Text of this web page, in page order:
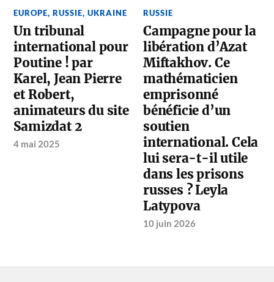
EUROPE,RUSSIE,UKRAINE
Un tribunal
international pour
Poutine ! par
Karel, Jean Pierre
et Robert,
animateurs du site
Samizdat 2
4 mai 2025
RUSSIE
Campagne pour la
libération d’Azat
Miftakhov. Ce
mathématicien
emprisonné
bénéficie d’un
soutien
international. Cela
lui sera-t-il utile
dans les prisons
russes ? Leyla
Latypova
10 juin 2026